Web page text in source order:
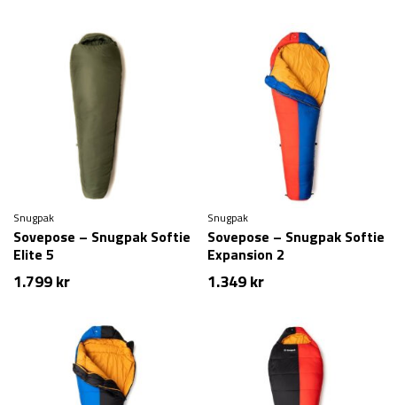
Snugpak
Sovepose – Snugpak Softie
Elite 5
1.799kr
Snugpak
Sovepose – Snugpak Softie
Expansion 2
1.349kr